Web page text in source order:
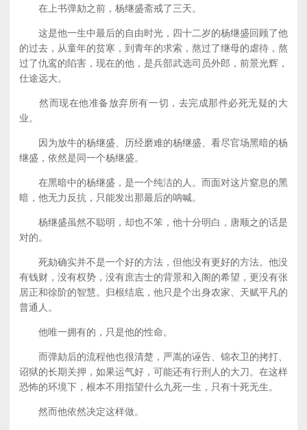
在上书弹劾之前，杨继盛斋戒了三天。
这是他一生中最后的自由时光，四十二岁的杨继盛回顾了他
的过去，从童年的贫寒，到青年的求索，熬过了继母的虐待，熬
过了仇鸾的陷害，现在的他，是兵部武选司员外郎，前景光辉，
仕途远大。
然而现在他准备放弃所有一切，去完成那件必死无疑的大
业。
因为放牛的杨继盛、历经磨难的杨继盛、看尽官场黑暗的杨
继盛，依然是同一个杨继盛。
在黑暗中的杨继盛，是一个纯洁的人。而面对这片窒息的黑
暗，他无力反抗，只能发出那最后的呐喊。
杨继盛虽然不聪明，却也不笨，他十分明白，唐顺之的话是
对的。
死劾确实并不是一个好的方法，但他没有更好的方法。他没
有钱财，没有权势，没有庶吉士的背景和入阁的希望，更没有张
居正和徐阶的智慧。归根结底，他只是个出身农家、天赋平凡的
普通人。
他唯一拥有的，只是他的性命。
而弹劾后的流程他也很清楚，严嵩的诬告、锦衣卫的拷打、
诏狱的长期关押，如果运气好，可能还有行刑人的大刀。在这样
恐怖的环境下，根本不用指望什么九死一生，只有十死无生。
然而他依然决定这样做。